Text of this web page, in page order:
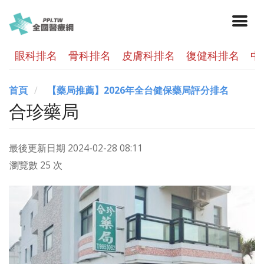
眼科排名 骨科排名 皮膚科排名 復健科排名
首頁 【藥局推薦】2026年全台健保藥局評分排名
合珍藥局
最後更新日期 2024-02-28 08:11
瀏覽數 25 次